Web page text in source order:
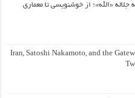
جلاله «الله»؛ از خوشنویسی تا معماری
Iran, Satoshi Nakamoto, and the